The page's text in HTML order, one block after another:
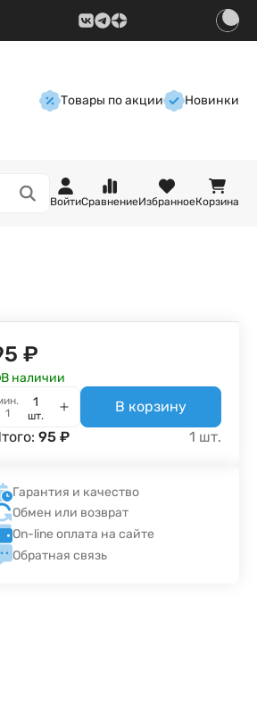
Товары по акции Новинки
ВойтиСравнениеИзбранноеКорзина
₽
В наличии
1
шт.
В корзину
95 ₽ 1 шт.
Гарантия и качество
Обмен или возврат
On-line оплата на сайте
Обратная связь